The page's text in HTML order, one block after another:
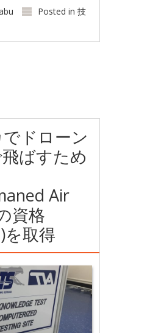
Posted in技
ドローン
ばすため
Air
資格
取得